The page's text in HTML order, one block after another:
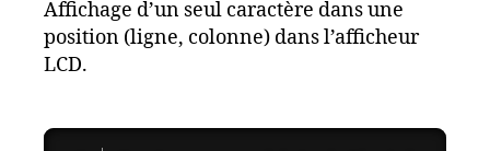
Affichage d’un seul caractère dans une
position (ligne, colonne) dans l’afficheur
LCD.